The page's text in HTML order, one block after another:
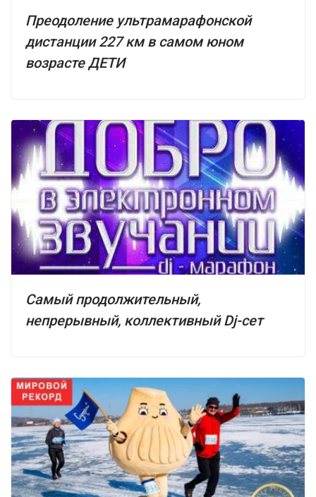
Преодоление ультрамарафонской
дистанции 227 км в самом юном
возрасте ДЕТИ
Самый продолжительный,
непрерывный, коллективный Dj-сет